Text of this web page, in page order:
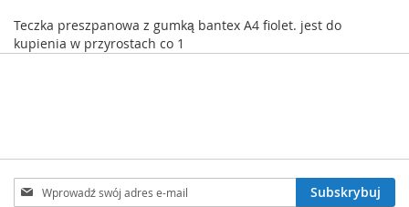
Teczka preszpanowa z gumką bantex A4 fiolet. jest do
kupienia w przyrostach co 1
Subskrybuj
Subskrybuj